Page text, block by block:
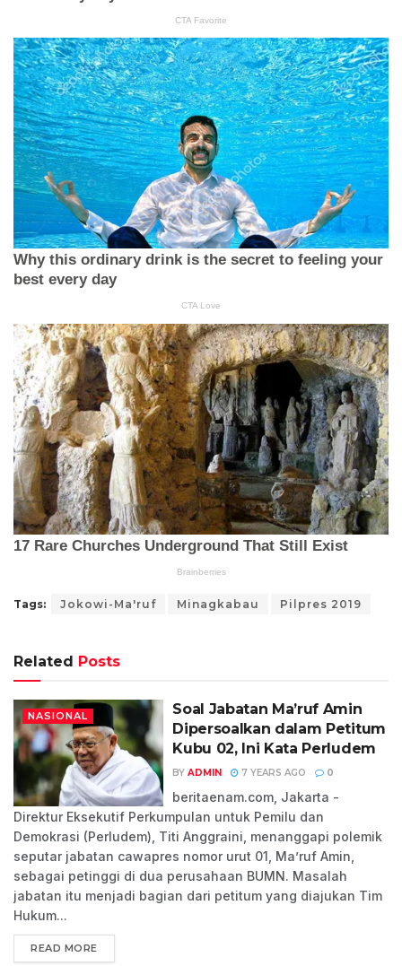
Tags: Jokowi-Ma'ruf Minagkabau Pilpres 2019
Related Posts
NASIONAL
Soal Jabatan Ma’ruf Amin
Dipersoalkan dalam Petitum
Kubu 02, Ini Kata Perludem
BY ADMIN 7 YEARS AGO 0
beritaenam.com, Jakarta -
Direktur Eksekutif Perkumpulan untuk Pemilu dan
Demokrasi (Perludem), Titi Anggraini, menanggapi polemik
seputar jabatan cawapres nomor urut 01, Ma’ruf Amin,
sebagai petinggi di dua perusahaan BUMN. Masalah
jabatan itu menjadi bagian dari petitum yang diajukan Tim
Hukum...
READ MORE